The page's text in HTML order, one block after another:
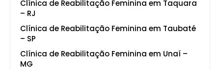
Clínica de Reabilitação Feminina em Taquara
– RJ
Clínica de Reabilitação Feminina em Taubaté
– SP
Clínica de Reabilitação Feminina em Unaí –
MG